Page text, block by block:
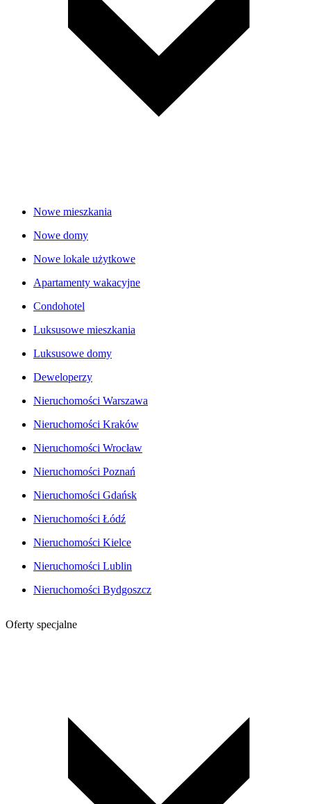
Nowe mieszkania
Nowe domy
Nowe lokale użytkowe
Apartamenty wakacyjne
Condohotel
Luksusowe mieszkania
Luksusowe domy
Deweloperzy
Nieruchomości Warszawa
Nieruchomości Kraków
Nieruchomości Wrocław
Nieruchomości Poznań
Nieruchomości Gdańsk
Nieruchomości Łódź
Nieruchomości Kielce
Nieruchomości Lublin
Nieruchomości Bydgoszcz
Oferty specjalne